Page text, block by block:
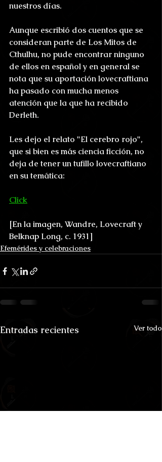
nuestros días.
Aunque escribió dos cuentos que se
consideran parte de Los Mitos de
Cthulhu, no pude encontrar ninguno
de ellos en español y en general se
nota que su aportación lovecraftiana
ha pasado con mucha menos
atención que la que ha recibido
Derleth.
Les dejo el relato "El cerebro rojo",
que si bien es más ciencia ficción, no
deja de tener un tufillo lovecraftiano
en su temática:
Click
[En la imagen, Wandre, Lovecraft y
Belknap Long, c. 1931]
Efemérides y celebraciones
Entradas recientes Ver todo